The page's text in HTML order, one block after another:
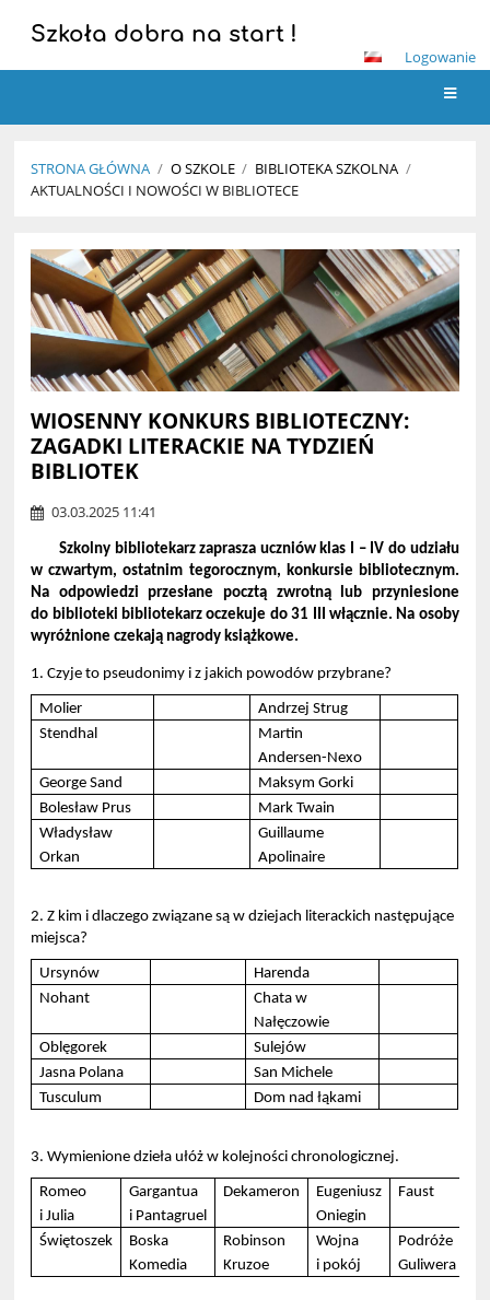
Szkoła dobra na start !
Logowanie
STRONA GŁÓWNA / O SZKOLE / BIBLIOTEKA SZKOLNA /
AKTUALNOŚCI I NOWOŚCI W BIBLIOTECE
Aktualności
nowości
w
bibliotece
WIOSENNY KONKURS BIBLIOTECZNY:
ZAGADKI LITERACKIE NA TYDZIEŃ
BIBLIOTEK
03.03.2025 11:41
Szkolny bibliotekarz zaprasza uczniów klas I – IV do udziału
w czwartym, ostatnim tegorocznym, konkursie bibliotecznym.
Na odpowiedzi przesłane pocztą zwrotną lub przyniesione
do biblioteki bibliotekarz oczekuje do 31 III włącznie. Na osoby
wyróżnione czekają nagrody książkowe.
1. Czyje to pseudonimy i z jakich powodów przybrane?
Molier
Andrzej Strug
Stendhal
Martin
Andersen-Nexo
George Sand
Maksym Gorki
Bolesław Prus
Mark Twain
Władysław
Orkan
Guillaume
Apolinaire
2. Z kim i dlaczego związane są w dziejach literackich następujące
miejsca?
Ursynów
Harenda
Nohant
Chata w
Nałęczowie
Oblęgorek
Sulejów
Jasna Polana
San Michele
Tusculum
Dom nad łąkami
3. Wymienione dzieła ułóż w kolejności chronologicznej.
Romeo
i Julia
Gargantua
i Pantagruel
Dekameron
Eugeniusz
Oniegin
Faust
Świętoszek
Boska
Komedia
Robinson
Kruzoe
Wojna
i pokój
Podróże
Guliwera